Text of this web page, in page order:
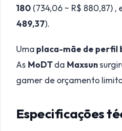
180 (734,06 ~ R$ 880,87) ,
489,37).
Uma placa-mãe de perfil
As MoDTda Maxsun
gamer de orçamento
Especificações